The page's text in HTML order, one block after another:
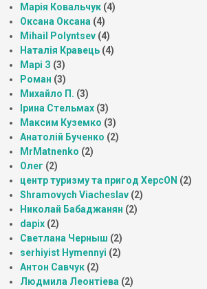
Марія Ковальчук (4)
Оксана Оксана (4)
Mihail Polyntsev (4)
Наталія Кравець (4)
Марі З (3)
Роман (3)
Михайло П. (3)
Ірина Стельмах (3)
Максим Куземко (3)
Анатолій Бученко (2)
MrMatnenko (2)
Олег (2)
центр туризму та пригод ХерсON (2)
Shramovych Viacheslav (2)
Николай Бабаджанян (2)
dapix (2)
Светлана Черныш (2)
serhiyist Hymennyi (2)
Антон Савчук (2)
Людмила Леонтіева (2)